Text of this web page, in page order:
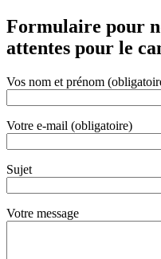
"IMG_1369"
Formulaire pour
attentes pour le
Vos nom et prénom
Votre e-mail (obligatoire)
Sujet
Votre message